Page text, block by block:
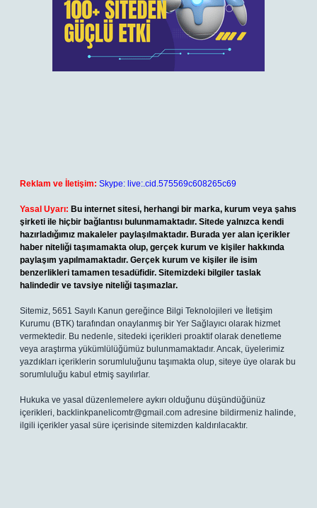
Reklam ve İletişim: Skype: live:.cid.575569c608265c69
Yasal Uyarı: Bu internet sitesi, herhangi bir marka, kurum veya şahıs
şirketi ile hiçbir bağlantısı bulunmamaktadır. Sitede yalnızca kendi
hazırladığımız makaleler paylaşılmaktadır. Burada yer alan içerikler
haber niteliği taşımamakta olup, gerçek kurum ve kişiler hakkında
paylaşım yapılmamaktadır. Gerçek kurum ve kişiler ile isim
benzerlikleri tamamen tesadüfidir. Sitemizdeki bilgiler taslak
halindedir ve tavsiye niteliği taşımazlar.
Sitemiz, 5651 Sayılı Kanun gereğince Bilgi Teknolojileri ve İletişim
Kurumu (BTK) tarafından onaylanmış bir Yer Sağlayıcı olarak hizmet
vermektedir. Bu nedenle, sitedeki içerikleri proaktif olarak denetleme
veya araştırma yükümlülüğümüz bulunmamaktadır. Ancak, üyelerimiz
yazdıkları içeriklerin sorumluluğunu taşımakta olup, siteye üye olarak bu
sorumluluğu kabul etmiş sayılırlar.
Hukuka ve yasal düzenlemelere aykırı olduğunu düşündüğünüz
içerikleri, backlinkpanelicomtr@gmail.com adresine bildirmeniz halinde,
ilgili içerikler yasal süre içerisinde sitemizden kaldırılacaktır.